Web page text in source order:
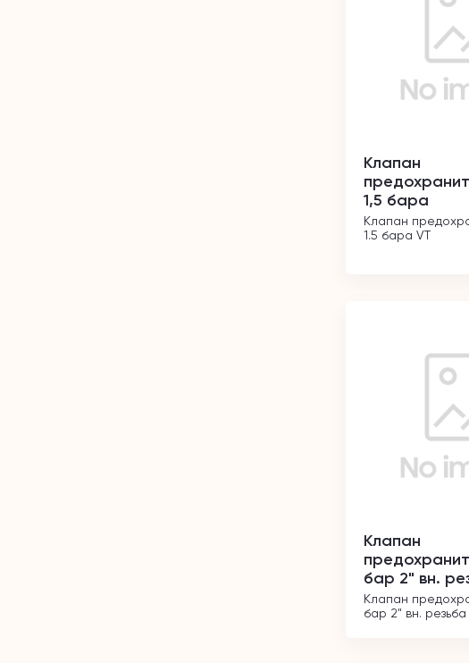
Клапан
1,5 бара
Клапан
1.5 бара VT
Клапан
бар 2" вн.
Клапан
бар 2" вн. резьба